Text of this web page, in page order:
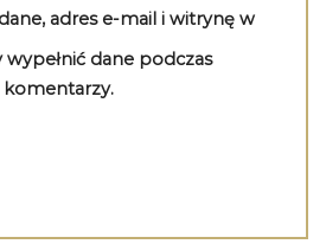
adres e-mail i witrynę w
dane podczas
komentarzy.